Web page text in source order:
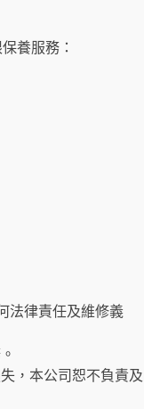
養服務：
法律責任及維修義
，本公司恕不負責及